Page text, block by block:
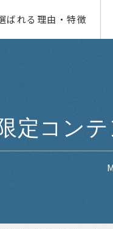
ばれる理由・特徴
03
04
定コンテ